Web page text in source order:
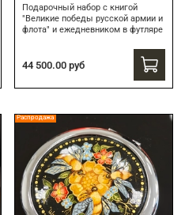
Подарочный набор c книгой
"Великие победы русской армии и
флота" и ежедневником в футляре
44 500.00 руб
Распродажа